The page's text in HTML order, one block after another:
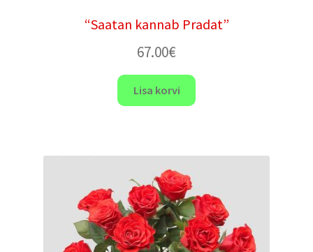
“Saatan kannab Pradat”
67.00€
Lisa korvi